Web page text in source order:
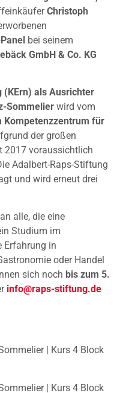
Christoph
bei seinem
GmbH & Co. KG
(KErn) als Ausrichter
Sommelier wird vom
Kompetenzzentrum für
der großen
2017 voraussichtlich
Adalbert-Raps-Stiftung
und wird erneut drei
alle, die eine
Studium im
Erfahrung in
oder Handel
sich noch bis zum 5.
info@raps-stiftung.de
| Kurs 4 Block
| Kurs 4 Block